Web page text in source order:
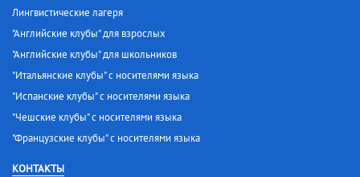
Лингвистические лагеря
"Английские клубы" для взрослых
"Английские клубы" для школьников
"Итальянские клубы" с носителями языка
"Испанские клубы" с носителями языка
"Чешские клубы" с носителями языка
"Французские клубы" с носителями языка
КОНТАКТЫ